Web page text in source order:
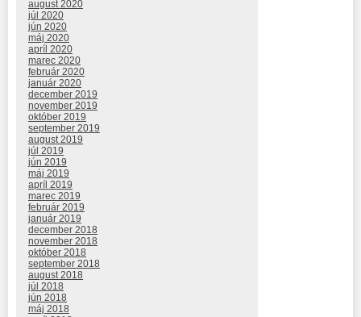
august 2020
júl 2020
jún 2020
máj 2020
apríl 2020
marec 2020
február 2020
január 2020
december 2019
november 2019
október 2019
september 2019
august 2019
júl 2019
jún 2019
máj 2019
apríl 2019
marec 2019
február 2019
január 2019
december 2018
november 2018
október 2018
september 2018
august 2018
júl 2018
jún 2018
máj 2018